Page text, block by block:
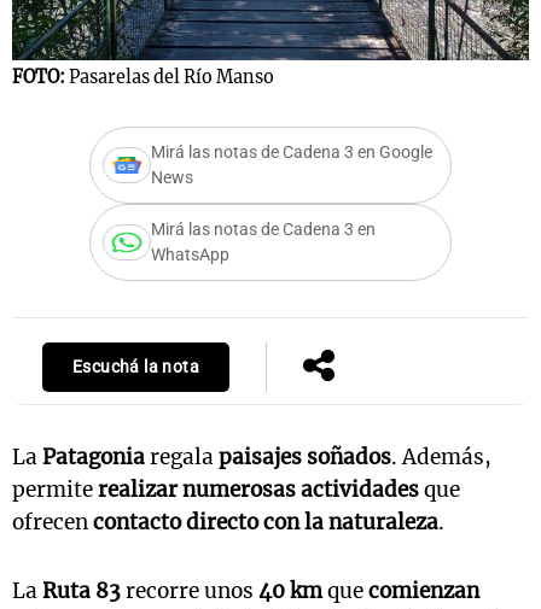
FOTO: Pasarelas del Río Manso
Mirá las notas de Cadena 3 en Google
News
Mirá las notas de Cadena 3 en
WhatsApp
Escuchá la nota
LaPatagoniaregalapaisajes soñados. Además,
permiterealizarnumerosas actividadesque
ofrecencontacto directo con la naturaleza.
LaRuta 83recorre unos 40 kmquecomienzan
Mundial 2026
La Sole en
Cadena 3